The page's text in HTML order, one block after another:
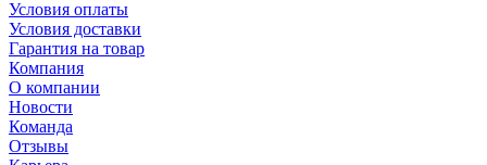
Условия оплаты
Условия доставки
Гарантия на товар
Компания
О компании
Новости
Команда
Отзывы